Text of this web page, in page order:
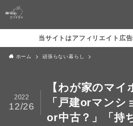
当サイトはアフィリエイト広
ホーム 頑張らない暮らし
【わが家のマイ
「戸建orマンシ
or中古？」「持
2022
12/26